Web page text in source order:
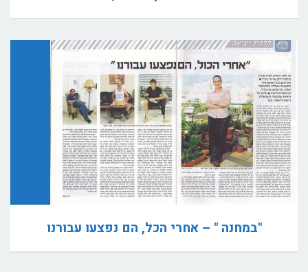
"במחנה " – אחרי הכל, הם נפצעו עבורנו